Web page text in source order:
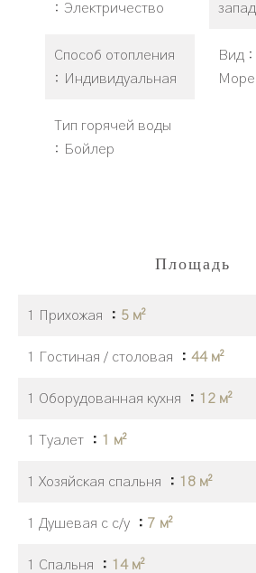
Электричество
Способ отопления
Индивидуальная
Тип горячей воды
Бойлер
запад
Вид
Море
Площадь
1 Прихожая 5 м²
1 Гостиная / столовая 44 м²
1 Оборудованная кухня 12 м²
1 Туалет 1 м²
1 Хозяйская спальня 18 м²
1 Душевая с с/у 7 м²
1 Спальня 14 м²